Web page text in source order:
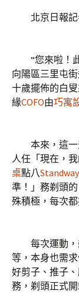
北京日報記
“您來啦！此
向陽區三里屯
十歲擺佈的白
緣COFO由巧寓
本來，這一
人任「現在，
桌點八
準！」務剃頭
殊積極，每次
每次運動，
等，本身也需
好剪子、推子
務，剃頭正式開